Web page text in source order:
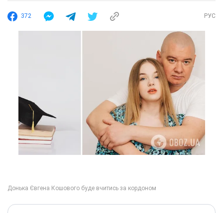
372 РУС